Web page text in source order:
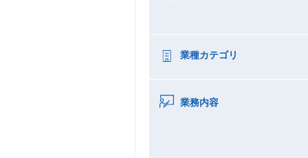
業種カテゴリ
業務内容